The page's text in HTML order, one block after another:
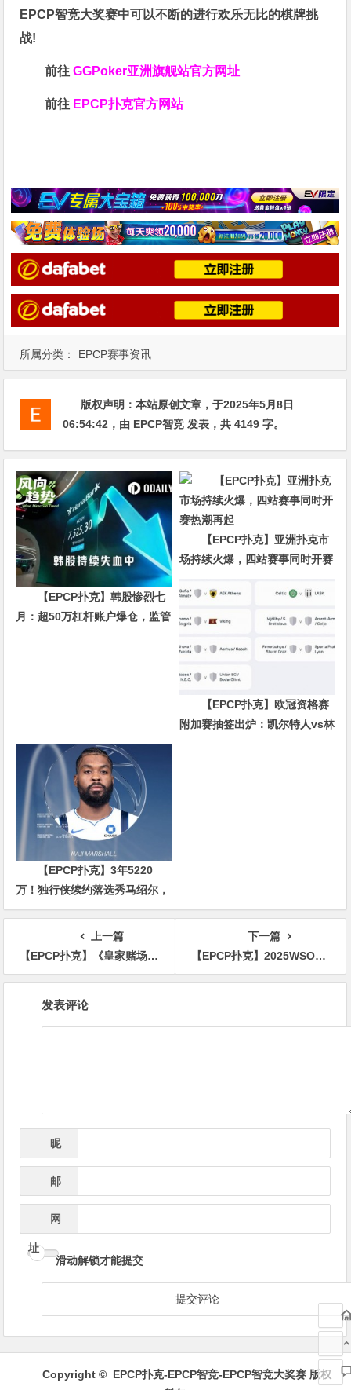
所属分类： EPCP赛事资讯
EPCP智竞大奖赛中可以不断的进行欢乐无比的棋牌挑
战!
前往GGPoker亚洲旗舰站官方网址
前往 EPCP扑克官方网站
版权声明：本站原创文章，于2025年5月8日
06:54:42 ，由 EPCP智竞 发表，共 4149 字。
【EPCP扑克】韩股惨烈七
月：超50万杠杆账户爆仓，监管
【EPCP扑克】亚洲扑克市
场持续火爆，四站赛事同时开赛
【EPCP扑克】欧冠资格赛
附加赛抽签出炉：凯尔特人vs林
【EPCP扑克】3年5220
万！独行侠续约落选秀马绍尔，
从无人问津到千万身价
上一篇
【EPCP扑克】《皇家赌场》幕后扑克趣事：米科尔森赢走所有人的演员津贴
下一篇
【EPCP扑克】2025WSOP大变革！决赛桌禁用手机，WSOP+开放线上报名！
发表评论
昵
邮
网
址
滑动解锁才能提交
Copyright © EPCP扑克-EPCP智竞-EPCP智竞大奖赛版权